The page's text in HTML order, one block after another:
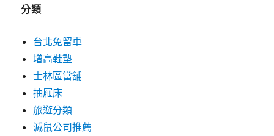
分類
台北免留車
增高鞋墊
士林區當舖
抽屜床
旅遊分類
滅鼠公司推薦